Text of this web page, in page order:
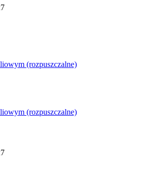
(rozpuszczalne)
(rozpuszczalne)